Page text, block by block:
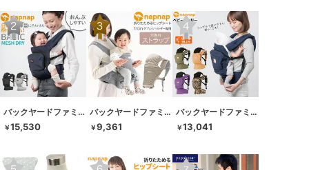
バックヤードファミリー
￥15,530
バックヤードファミリー
￥9,361
バックヤードファミリー
￥13,041